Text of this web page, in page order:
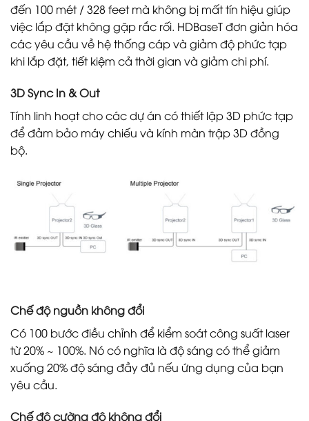
đến 100 mét / 328 feet mà không bị mất tín hiệu giúp
việc lắp đặt không gặp rắc rối. HDBaseT đơn giản hóa
các yêu cầu về hệ thống cáp và giảm độ phức tạp
khi lắp đặt, tiết kiệm cả thời gian và giảm chi phí.
3D Sync In & Out
Tính linh hoạt cho các dự án có thiết lập 3D phức tạp
để đảm bảo máy chiếu và kính màn trập 3D đồng
bộ.
Chế độ nguồn không đổi
Có 100 bước điều chỉnh để kiểm soát công suất laser
từ 20% ~ 100%. Nó có nghĩa là độ sáng có thể giảm
xuống 20% độ sáng đầy đủ nếu ứng dụng của bạn
yêu cầu.
Chế độ cường độ không đổi